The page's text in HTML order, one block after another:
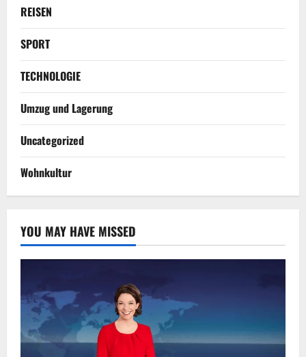
REISEN
SPORT
TECHNOLOGIE
Umzug und Lagerung
Uncategorized
Wohnkultur
YOU MAY HAVE MISSED